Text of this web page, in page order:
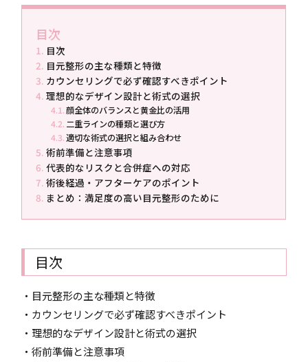
目次
目次
目元整形の主な種類と特徴
カウンセリングで必ず確認すべきポイント
理想的なデザイン設計と術式の選択
顔全体のバランスと黄金比の活用
二重ラインの種類と選び方
適切な術式の選択と組み合わせ
術前準備と注意事項
代表的なリスクと合併症への対応
術後経過・アフターケアのポイント
まとめ：満足度の高い目元整形のために
目次
・目元整形の主な種類と特徴
・カウンセリングで必ず確認すべきポイント
・理想的なデザイン設計と術式の選択
・術前準備と注意事項